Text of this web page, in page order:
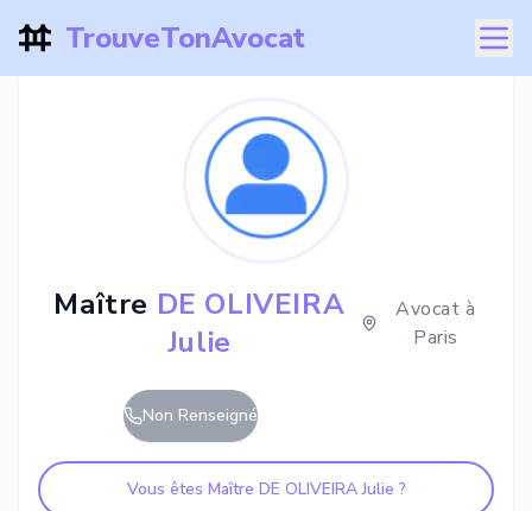
TrouveTonAvocat
Maître DE OLIVEIRA
Julie
Avocat à
Paris
Non Renseigné
Vous êtes Maître DE OLIVEIRA Julie ?